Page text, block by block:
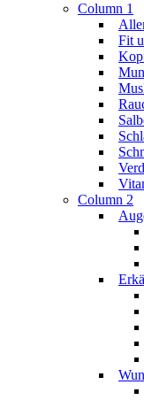
Column 1
Fit
Column 2